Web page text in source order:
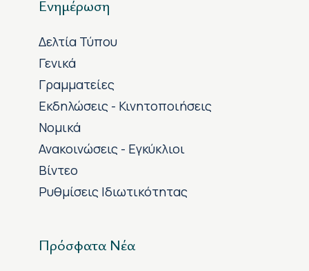
Ενημέρωση
Δελτία Τύπου
Γενικά
Γραμματείες
Εκδηλώσεις - Κινητοποιήσεις
Νομικά
Ανακοινώσεις - Εγκύκλιοι
Βίντεο
Ρυθμίσεις Ιδιωτικότητας
Πρόσφατα Νέα